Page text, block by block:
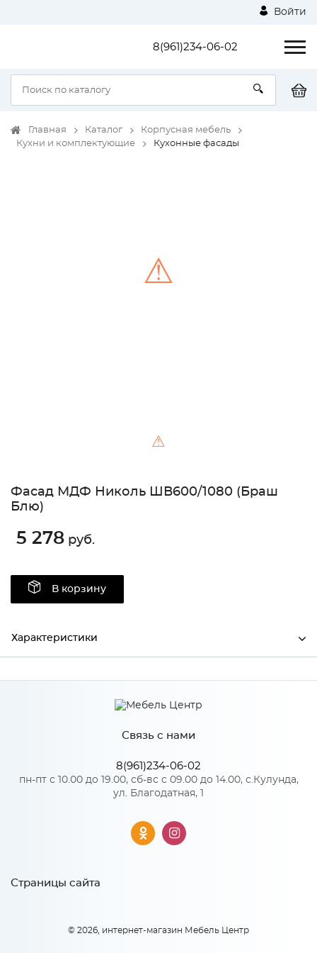
Войти
8(961)234-06-02
Главная Каталог
Корпусная мебель
Кухни и комплектующие
Кухонные фасады
⚠
⚠
Фасад МДФ Николь ШВ600/1080 (Браш
Блю)
5 278 руб.
В корзину
Характеристики
Производитель МиФ
Количество упаковок: 2
Связь с нами
8(961)234-06-02
пн-пт с 10.00 до 19.00, сб-вс с 09.00 до 14.00, с.Кулунда,
ул. Благодатная, 1
Страницы сайта
© 2026, интернет-магазин Мебель Центр